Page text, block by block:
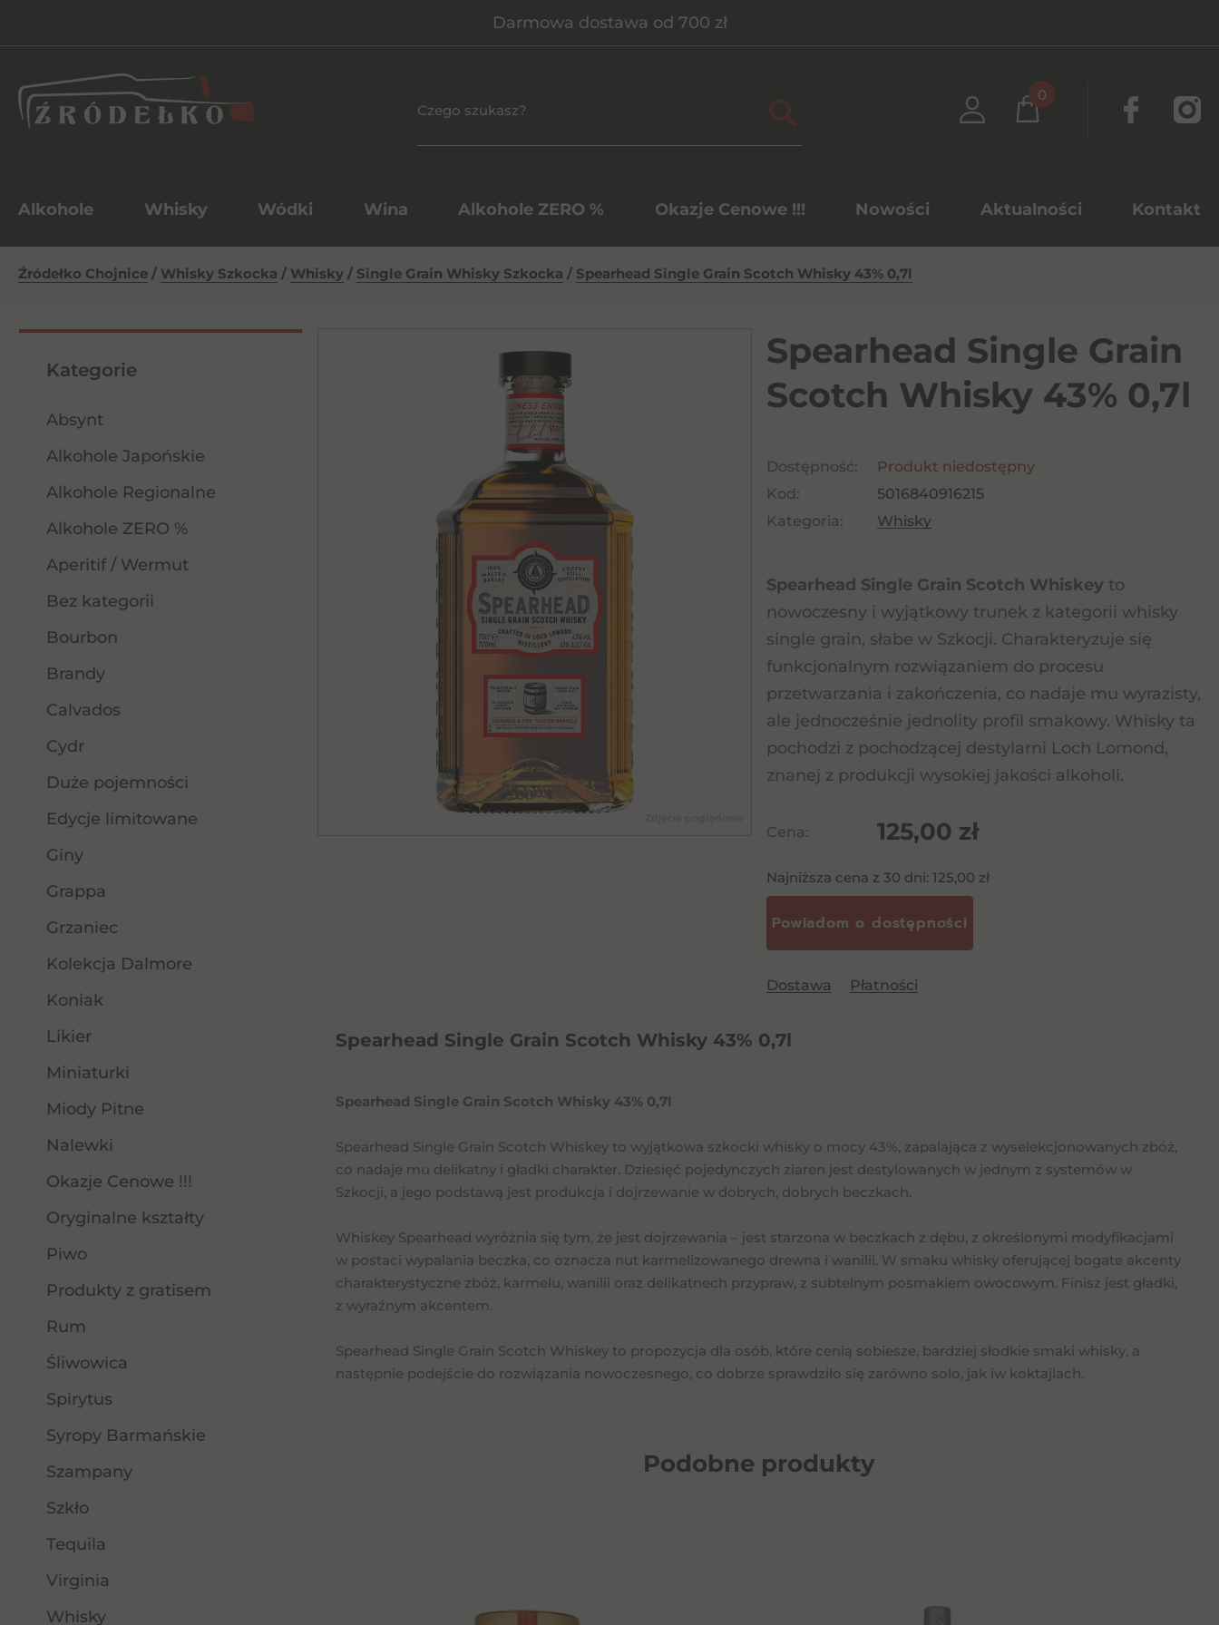
Darmowa dostawa od 700 zł
0
Alkohole Whisky Wódki Wina Alkohole ZERO % Okazje Cenowe !!! Nowości Aktualności Kontakt
Źródełko Chojnice / Whisky Szkocka / Whisky / Single Grain Whisky Szkocka / Spearhead Single Grain Scotch Whisky 43% 0,7l
Kategorie
Absynt
Alkohole Japońskie
Alkohole Regionalne
Alkohole ZERO %
Aperitif / Wermut
Bez kategorii
Bourbon
Brandy
Calvados
Cydr
Duże pojemności
Edycje limitowane
Giny
Grappa
Grzaniec
Kolekcja Dalmore
Koniak
Likier
Miniaturki
Miody Pitne
Nalewki
Okazje Cenowe !!!
Oryginalne kształty
Piwo
Produkty z gratisem
Rum
Śliwowica
Spirytus
Syropy Barmańskie
Szampany
Szkło
Tequila
Virginia
Whisky
Spearhead Single Grain
Scotch Whisky 43% 0,7l
Dostępność:
Produkt niedostępny
Kod:
5016840916215
Kategoria:
Whisky
Spearhead Single Grain Scotch Whiskey to
nowoczesny i wyjątkowy trunek z kategorii whisky
single grain, słabe w Szkocji. Charakteryzuje się
funkcjonalnym rozwiązaniem do procesu
przetwarzania i zakończenia, co nadaje mu wyrazisty,
ale jednocześnie jednolity profil smakowy. Whisky ta
pochodzi z pochodzącej destylarni Loch Lomond,
znanej z produkcji wysokiej jakości alkoholi.
Cena: 125,00 zł
Najniższa cena z 30 dni: 125,00 zł
Dostawa Płatności
Spearhead Single Grain Scotch Whisky 43% 0,7l
Spearhead Single Grain Scotch Whisky 43% 0,7l
Spearhead Single Grain Scotch Whiskey to wyjątkowa szkocki whisky o mocy 43%, zapalająca z wyselekcjonowanych zbóż,
co nadaje mu delikatny i gładki charakter. Dziesięć pojedynczych ziaren jest destylowanych w jednym z systemów w
Szkocji, a jego podstawą jest produkcja i dojrzewanie w dobrych, dobrych beczkach.
Whiskey Spearhead wyróżnia się tym, że jest dojrzewania – jest starzona w beczkach z dębu, z określonymi modyfikacjami
w postaci wypalania beczka, co oznacza nut karmelizowanego drewna i wanilii. W smaku whisky oferującej bogate akcenty
charakterystyczne zbóż, karmelu, wanilii oraz delikatnech przypraw, z subtelnym posmakiem owocowym. Finisz jest gładki,
z wyraźnym akcentem.
Spearhead Single Grain Scotch Whiskey to propozycja dla osób, które cenią sobiesze, bardziej słodkie smaki whisky, a
następnie podejście do rozwiązania nowoczesnego, co dobrze sprawdziło się zarówno solo, jak iw koktajlach.
Podobneprodukty